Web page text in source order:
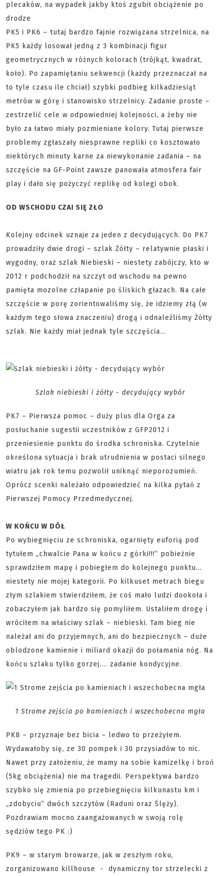
plecaków, na wypadek jakby ktoś zgubił obciążenie po
drodze
PK5 i PK6 – tutaj bardzo fajnie rozwiązana strzelnica, na
PK5 każdy losował jedną z 3 kombinacji figur
geometrycznych w różnych kolorach (trójkąt, kwadrat,
koło). Po zapamiętaniu sekwencji (każdy przeznaczał na
to tyle czasu ile chciał) szybki podbieg kilkadziesiąt
metrów w górę i stanowisko strzelnicy. Zadanie proste –
zestrzelić cele w odpowiedniej kolejności, a żeby nie
było za łatwo miały pozmieniane kolory. Tutaj pierwsze
problemy zgłaszały niesprawne repliki co kosztowało
niektórych minuty karne za niewykonanie zadania – na
szczęście na GF-Point zawsze panowała atmosfera fair
play i dało się pożyczyć replikę od kolegi obok.
OD WSCHODU CZAI SIĘ ZŁO
Kolejny odcinek uznaje za jeden z decydujących. Do PK7
prowadziły dwie drogi – szlak Żółty – relatywnie płaski i
wygodny, oraz szlak Niebieski – niestety zabójczy, kto w
2012 r podchodził na szczyt od wschodu na pewno
pamięta mozolne człapanie po śliskich głazach. Na całe
szczęście w porę zorientowaliśmy się, że idziemy złą (w
każdym tego słowa znaczeniu) drogą i odnaleźliśmy Żółty
szlak. Nie każdy miał jednak tyle szczęścia…
Szlak niebieski i żółty - decydujący wybór
PK7 – Pierwsza pomoc – duży plus dla Orga za
posłuchanie sugestii uczestników z GFP2012 i
przeniesienie punktu do środka schroniska. Czytelnie
określona sytuacja i brak utrudnienia w postaci silnego
wiatru jak rok temu pozwolił uniknąć nieporozumień.
Oprócz scenki należało odpowiedzieć na kilka pytań z
Pierwszej Pomocy Przedmedycznej.
W KOŃCU W DÓŁ
Po wybiegnięciu ze schroniska, ogarnięty euforią pod
tytułem „chwalcie Pana w końcu z górki!!!” pobieżnie
sprawdziłem mapę i pobiegłem do kolejnego punktu…
niestety nie mojej kategorii. Po kilkuset metrach biegu
złym szlakiem stwierdziłem, że coś mało ludzi dookoła i
zobaczyłem jak bardzo się pomyliłem. Ustaliłem drogę i
wróciłem na właściwy szlak – niebieski. Tam bieg nie
należał ani do przyjemnych, ani do bezpiecznych – duże
oblodzone kamienie i miliard okazji do połamania nóg. Na
końcu szlaku tylko gorzej…. zadanie kondycyjne.
1 Strome zejścia po kamieniach i wszechobecna mgła
PK8 – przyznaje bez bicia – ledwo to przeżyłem.
Wydawałoby się, ze 30 pompek i 30 przysiadów to nic.
Nawet przy założeniu, że mamy na sobie kamizelkę i broń
(5kg obciążenia) nie ma tragedii. Perspektywa bardzo
szybko się zmienia po przebiegnięciu kilkunastu km i
„zdobyciu” dwóch szczytów (Raduni oraz Ślęży).
Pozdrawiam mocno zaangażowanych w swoją rolę
sędziów tego PK :)
PK9 – w starym browarze, jak w zeszłym roku,
zorganizowano killhouse - dynamiczny tor strzelecki z